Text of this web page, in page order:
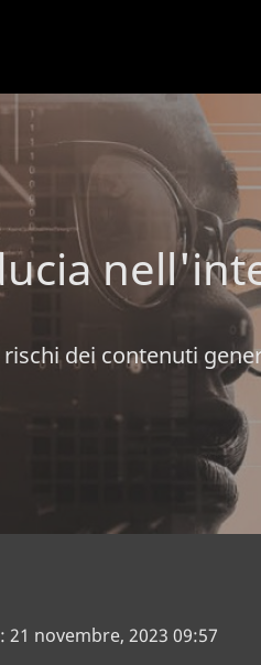
dei contenuti
novembre, 2023 09:57